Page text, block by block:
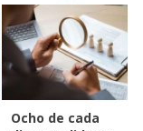
Ocho de cada